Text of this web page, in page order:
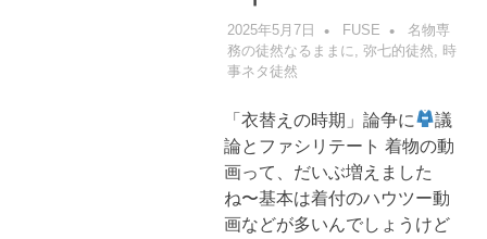
2025年5月7日 FUSE
名物専
務の徒然なるままに
弥七的徒然
時
事ネタ徒然
「衣替えの時期」論争に
議
論とファシリテート 着物の動
画って、だいぶ増えました
ね〜基本は着付のハウツー動
画などが多いんでしょうけど